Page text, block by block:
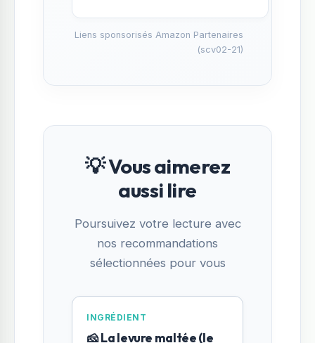
Liens sponsorisés Amazon Partenaires
(scv02-21)
💡 Vous aimerez
aussi lire
Poursuivez votre lecture avec
nos recommandations
sélectionnées pour vous
INGRÉDIENT
🧀 La levure maltée (le